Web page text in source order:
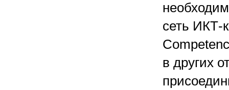
сеть ИКТ-
в других